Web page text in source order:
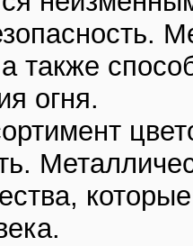
также
огня.